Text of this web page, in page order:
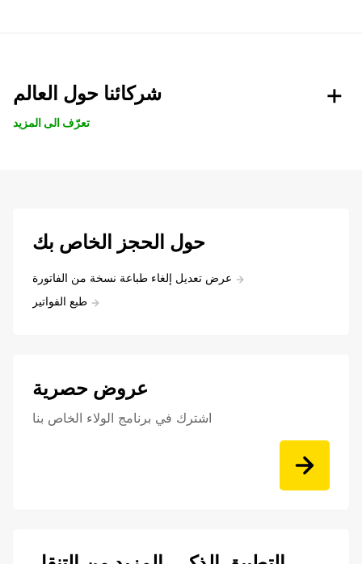
شركائنا حول العالم
تعرّف الى المزيد
حول الحجز الخاص بك
عرض تعديل إلغاء طباعة نسخة من الفاتورة
طبع الفواتير
عروض حصرية
اشترك في برنامج الولاء الخاص بنا